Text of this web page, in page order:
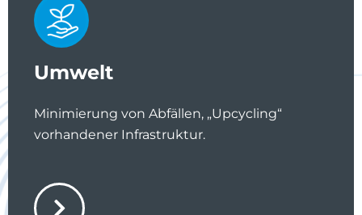
Umwelt
Minimierung von Abfällen, „Upcycling“
vorhandener Infrastruktur.